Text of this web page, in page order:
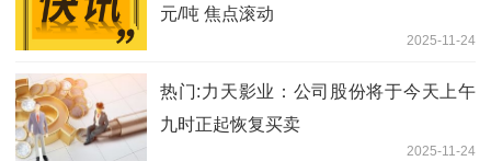
元/吨 焦点滚动
2025-11-24
热门:力天影业：公司股份将于今天上午
九时正起恢复买卖
2025-11-24